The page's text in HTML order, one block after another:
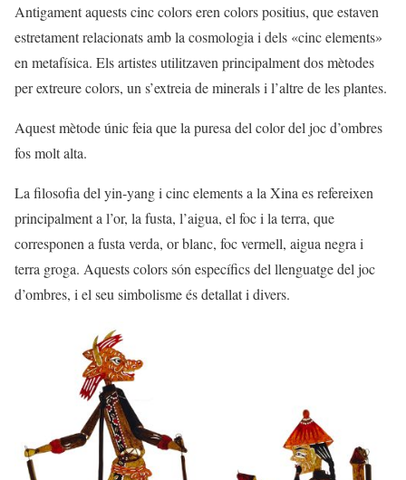
Antigament aquests cinc colors eren colors positius, que estaven
estretament relacionats amb la cosmologia i dels «cinc elements»
en metafísica. Els artistes utilitzaven principalment dos mètodes
per extreure colors, un s’extreia de minerals i l’altre de les plantes.
Aquest mètode únic feia que la puresa del color del joc d’ombres
fos molt alta.
La filosofia del yin-yang i cinc elements a la Xina es refereixen
principalment a l’or, la fusta, l’aigua, el foc i la terra, que
corresponen a fusta verda, or blanc, foc vermell, aigua negra i
terra groga. Aquests colors són específics del llenguatge del joc
d’ombres, i el seu simbolisme és detallat i divers.